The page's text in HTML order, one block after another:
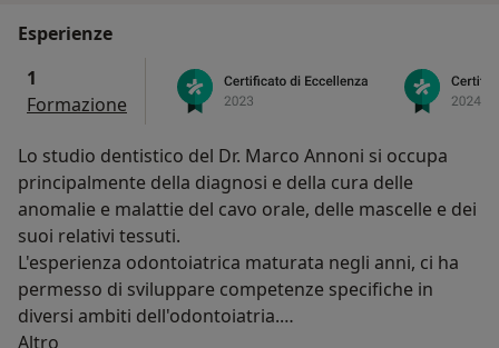
Esperienze
1
Formazione
Lo studio dentistico del Dr. Marco Annoni si occupa
principalmente della diagnosi e della cura delle
anomalie e malattie del cavo orale, delle mascelle e dei
suoi relativi tessuti.
L'esperienza odontoiatrica maturata negli anni, ci ha
permesso di sviluppare competenze specifiche in
diversi ambiti dell'odontoiatria.
Ci occupiamo inoltre della prevenzione e della
Altro